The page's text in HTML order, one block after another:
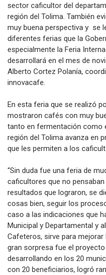
sector caficultor del
región del Tolima. También
muy buena perspectiva y se
diferentes ferias que la
especialmente la Feria
desarrollará en el mes de
Alberto Cortez Polanía,
innovacafe.
En esta feria que se realizó
mostraron cafés con muy
tanto en fermentación como
región del Tolima avanza en
que les permiten a los
“Sin duda fue una feria de
caficultores que no
resultados que lograron, se
cosas bien, seguir los
caso a las indicaciones que
Municipal y Departamental y
Cafeteros, sirve para
gran sorpresa fue el
desarrollando en los 20
con 20 beneficiarios, logró